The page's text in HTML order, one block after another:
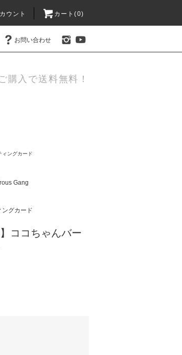
ウント カート(0)
お問い合わせ
購入で送料無料！
ィングカード
Gang
ングカード
ココちゃんバー